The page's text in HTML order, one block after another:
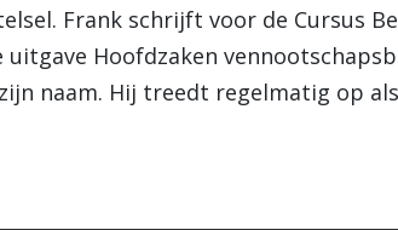
Frank schrijft voor de Cursus
Hoofdzaken
naam. Hij treedt regelmatig op